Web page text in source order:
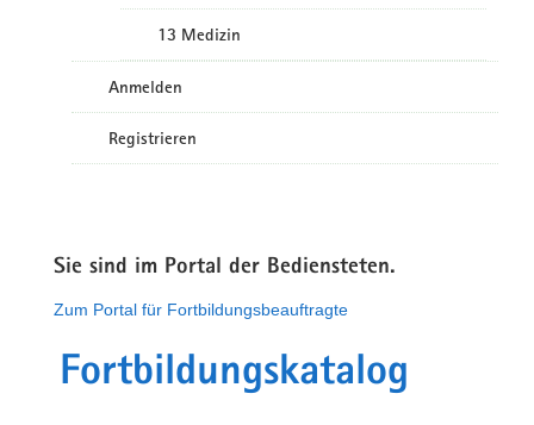
13 Medizin
Anmelden
Registrieren
Sie sind im Portal der Bediensteten.
Zum Portal für Fortbildungsbeauftragte
Fortbildungskatalog